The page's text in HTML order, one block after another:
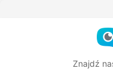
Znajdź